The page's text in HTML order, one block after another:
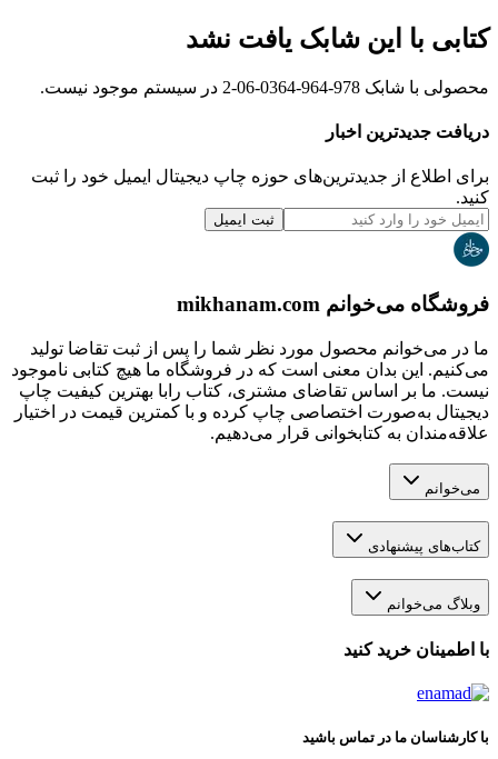
کتابی با این شابک یافت نشد
محصولی با شابک 978-964-0364-06-2 در سیستم موجود نیست.
دریافت جدیدترین‌ اخبار
برای اطلاع از جدیدترین‌های حوزه چاپ دیجیتال ایمیل خود را ثبت
کنید.
ثبت ایمیل
فروشگاه می‌خوانم mikhanam.com
ما در می‌خوانم محصول مورد نظر شما را پس از ثبت تقاضا تولید
می‌کنیم. این بدان معنی است که در فروشگاه ما هیچ کتابی ناموجود
نیست. ما بر اساس تقاضای مشتری، کتاب رابا بهترین کیفیت چاپ
دیجیتال به‌صورت اختصاصی چاپ کرده و با کمترین قیمت در اختیار
علاقه‌مندان به کتابخوانی قرار می‌دهیم.
می‌خوانم
کتاب‌های پیشنهادی
وبلاگ می‌خوانم
با اطمینان خرید کنید
با کارشناسان ما در تماس باشید